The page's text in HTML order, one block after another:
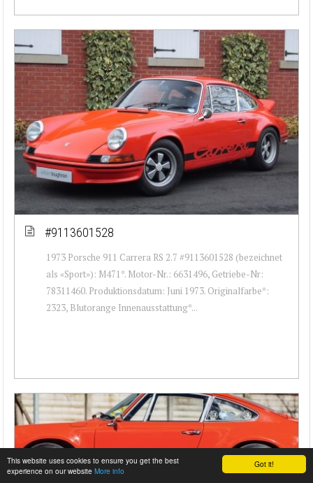
Got it!
This website uses cookies to ensure you get the best
experience on our website More info
#9113601528
1973 Porsche 911 Carrera RS 2.7 #9113601528 (bezeichnet
als «Sport»): M471*. Motor-Nr.: 6631496, Getriebe-Nr:
78311460. Produktionsdatum: Juni 1973. Originalfarbe*:
2323, Blutorange Innenausstattung*...